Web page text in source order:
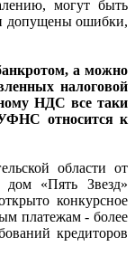
могут быть
допущены ошибки,
а можно
налоговой
НДС все таки
относится к
области от
«Пять Звезд»
конкурсное
платежам - более
кредиторов